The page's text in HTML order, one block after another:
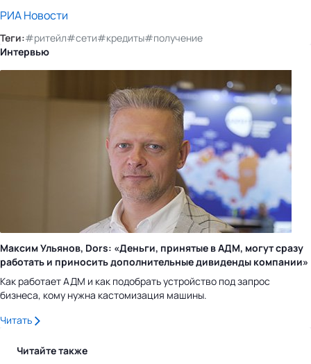
РИА Новости
Теги:#ритейл#сети#кредиты#получение
Интервью
Максим Ульянов, Dors: «Деньги, принятые в АДМ, могут сразу
работать и приносить дополнительные дивиденды компании»
Как работает АДМ и как подобрать устройство под запрос
бизнеса, кому нужна кастомизация машины.
Читать
Читайте также